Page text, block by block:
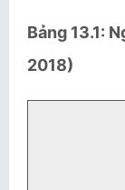
Bảng 13.1:
2018)